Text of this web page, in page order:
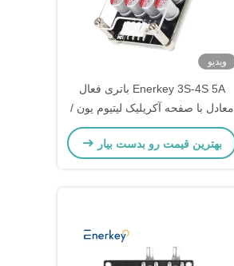
ویدیو
Enerkey 3S-4S 5A باتری فعال
معادل با صفحه آکریلیک لیتیوم یون /
Lifepo4 باتری تعادل کننده برای
دوچرخه برقی
بهترین قیمت رو بدست بیار